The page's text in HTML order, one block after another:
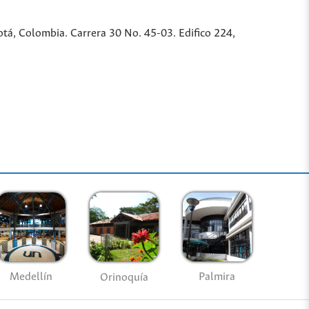
Colombia. Carrera 30 No. 45-03. Edifico 224,
Medellín Orinoquía Palmira